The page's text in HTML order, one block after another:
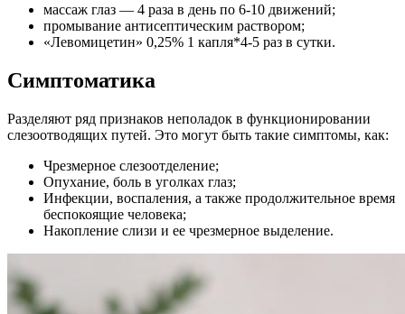
массаж глаз — 4 раза в день по 6-10 движений;
промывание антисептическим раствором;
«Левомицетин» 0,25% 1 капля*4-5 раз в сутки.
Симптоматика
Разделяют ряд признаков неполадок в функционировании
слезоотводящих путей. Это могут быть такие симптомы, как:
Чрезмерное слезоотделение;
Опухание, боль в уголках глаз;
Инфекции, воспаления, а также продолжительное время
беспокоящие человека;
Накопление слизи и ее чрезмерное выделение.